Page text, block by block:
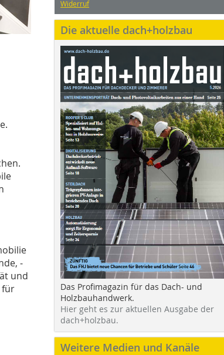
und
für
Widerruf
Die aktuelle dach+holzbau
Das Profimagazin für das Dach- und
Holzbauhandwerk.
Hier geht es zur aktuellen Ausgabe der
dach+holzbau.
Weitere Medien und Kanäle